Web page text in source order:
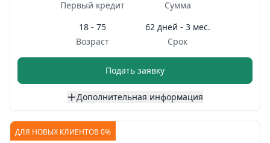
Первый кредит
Сумма
18 - 75
Возраст
62 дней - 3 мес.
Срок
Подать заявку
Дополнительная информация
ДЛЯ НОВЫХ КЛИЕНТОВ 0%